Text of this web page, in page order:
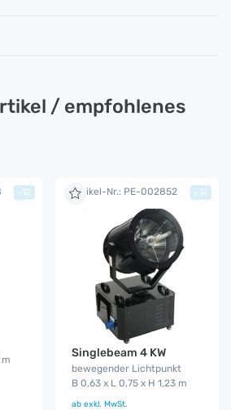
/ empfohlenes
m
+ Artikel-Nr.: PE-002852
Singlebeam 4 KW
bewegender Lichtpunkt
B 0,63 x L 0,75 x H 1,23 m
ab exkl. MwSt.
+